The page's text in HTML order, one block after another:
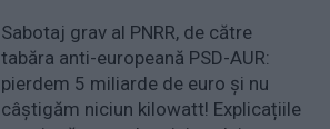
Sabotaj grav al PNRR, de către
tabăra anti-europeană PSD-AUR:
pierdem 5 miliarde de euro și nu
câștigăm niciun kilowatt! Explicațiile